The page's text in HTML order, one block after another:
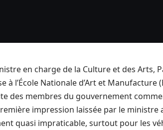
en charge de la Culture et des Arts,
à l’École Nationale d’Art et Manufacture
des membres du gouvernement
impression laissée par le ministre
quasi impraticable, surtout pour les